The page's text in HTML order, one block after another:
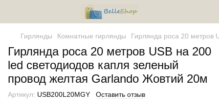
Гирлянды Комнатные гирлянды Гирлянда роса 20 метров
Гирлянда роса 20 метров USB на 200
led светодиодов капля зеленый
провод желтая Garlando Жовтий 20м
Артикул: USB200L20MGY Оставить отзыв